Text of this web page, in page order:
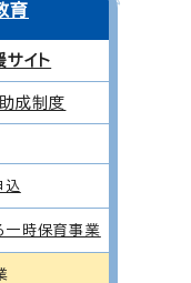
育
イト
成制度
込
一時保育事業